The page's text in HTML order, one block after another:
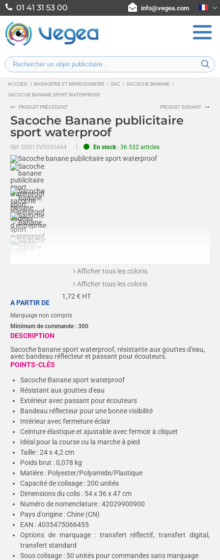
01 41 31 53 00 info@vegea.com
ACCUEIL | BAGAGERIE ET MAROQUINERIE | SAC | SACOCHE BANANE |
SACOCHE BANANE SPORT WATERPROOF
PRODUIT PRÉCÉDENT PRODUIT SUIVANT
Sacoche Banane publicitaire
sport waterproof
Réf.00013V0095444 En stock: 36 532 articles
Afficher tous les coloris
Afficher tous les coloris
1,72€ HT
A PARTIR DE
Marquage non compris
Minimum de commande :300
DESCRIPTION
Sacoche banane sport waterproof, résistante aux gouttes d'eau,
avec bandeau réflecteur et passant pour écouteurs.
POINTS-CLÉS
Sacoche Banane sport waterproof
Résistant aux gouttes d'eau
Extérieur avec passant pour écouteurs
Bandeau réflecteur pour une bonne visibilité
Intérieur avec fermeture éclair
Ceinture élastique et ajustable avec fermoir à cliquet
Idéal pour la course ou la marche à pied
Taille : 24 x 4,2 cm
Poids brut : 0,078 kg
Matière : Polyester/Polyamide/Plastique
Capacité de colisage : 200 unités
Dimensions du colis : 54 x 36 x 47 cm
Numéro de nomenclature : 42029900900
Pays d'origine : Chine (CN)
EAN : 4035475066455
Options de marquage : transfert réflectif, transfert digital,
transfert standard
Sous colisage : 50 unités pour commandes sans marquage